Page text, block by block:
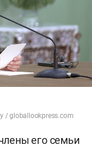
/ globallookpress.com
его семьи